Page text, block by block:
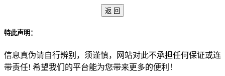
特此声明：
信息真伪请自行辨别，须谨慎，网站对此不承担任何保证或连
带责任! 希望我们的平台能为您带来更多的便利！